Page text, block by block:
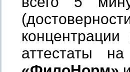
аттестаты